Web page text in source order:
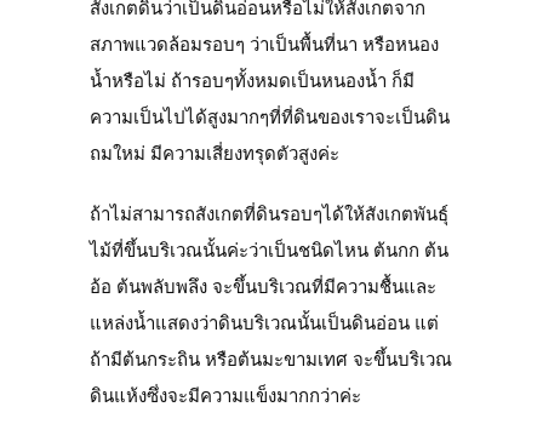
สังเกตดินว่าเป็นดินอ่อนหรือไม่ให้สังเกตจาก
สภาพแวดล้อมรอบๆ ว่าเป็นพื้นที่นา หรือหนอง
น้ำหรือไม่ ถ้ารอบๆทั้งหมดเป็นหนองน้ำ ก็มี
ความเป็นไปได้สูงมากๆที่ที่ดินของเราจะเป็นดิน
ถมใหม่ มีความเสี่ยงทรุดตัวสูงค่ะ
ถ้าไม่สามารถสังเกตที่ดินรอบๆได้ให้สังเกตพันธุ์
ไม้ที่ขึ้นบริเวณนั้นค่ะว่าเป็นชนิดไหน ต้นกก ต้น
อ้อ ต้นพลับพลึง จะขึ้นบริเวณที่มีความชื้นและ
แหล่งน้ำแสดงว่าดินบริเวณนั้นเป็นดินอ่อน แต่
ถ้ามีต้นกระถิน หรือต้นมะขามเทศ จะขึ้นบริเวณ
ดินแห้งซึ่งจะมีความแข็งมากกว่าค่ะ